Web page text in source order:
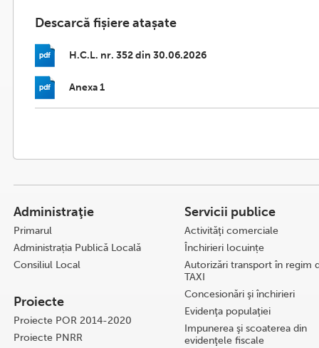
Descarcă fișiere atașate
H.C.L. nr. 352 din 30.06.2026
Anexa 1
Administraţie
Primarul
Administrația Publică Locală
Consiliul Local
Proiecte
Proiecte POR 2014-2020
Proiecte PNRR
Servicii publice
Activităţi comerciale
Închirieri locuințe
Autorizări transport în regim
TAXI
Concesionări şi închirieri
Evidenţa populaţiei
Impunerea şi scoaterea din
evidenţele fiscale